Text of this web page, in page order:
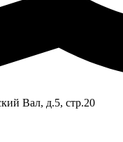
Вал, д.5, стр.20